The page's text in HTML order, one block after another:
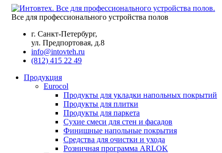
Все для профессионального устройства полов
г. Санкт-Петербург,
ул. Предпортовая, д.8
info@intovteh.ru
(812) 415 22 49
Продукция
Eurocol
Продукты для укладки напольных покрытий
Продукты для плитки
Продукты для паркета
Сухие смеси для стен и фасадов
Финишные напольные покрытия
Средства для очистки и ухода
Розничная программа ARLOK